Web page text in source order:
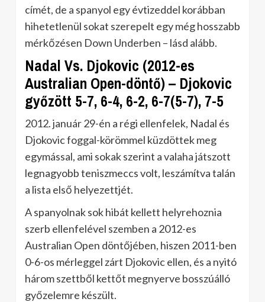
címét, de a spanyol egy évtizeddel korábban
hihetetlenül sokat szerepelt egy még hosszabb
mérkőzésen Down Underben – lásd alább.
Nadal Vs. Djokovic (2012-es
Australian Open-döntő) – Djokovic
győzött 5-7, 6-4, 6-2, 6-7(5-7), 7-5
2012. január 29-én a régi ellenfelek, Nadal és
Djokovic foggal-körömmel küzdöttek meg
egymással, ami sokak szerint a valaha játszott
legnagyobb teniszmeccs volt, leszámítva talán
a lista első helyezettjét.
A spanyolnak sok hibát kellett helyrehoznia
szerb ellenfelével szemben a 2012-es
Australian Open döntőjében, hiszen 2011-ben
0-6-os mérleggel zárt Djokovic ellen, és a nyitó
három szettből kettőt megnyerve bosszúálló
győzelemre készült.